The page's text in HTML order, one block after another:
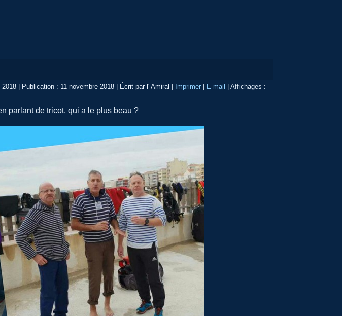
2018 Publication : 11 novembre 2018 Écrit par l' Amiral Imprimer E-mail |Affichages :
parlant de tricot, qui a le plus beau ?